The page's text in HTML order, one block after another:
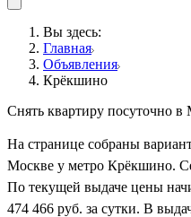
Вы здесь:
Главная
Объявления
Крёкшино
Снять квартиру посуточно
На странице собраны
Москве у метро Крёкшино.
По текущей выдаче цены
474 466 руб. за сутки. В